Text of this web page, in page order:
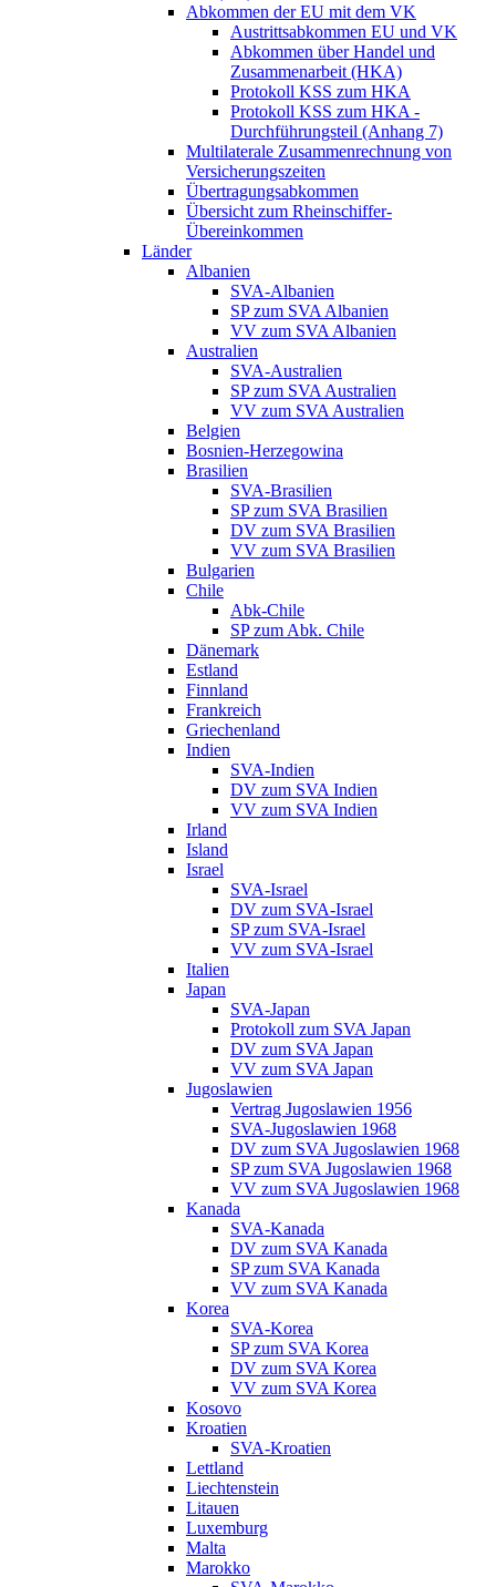
Abkommen der EU mit dem VK
Austrittsabkommen EU und VK
Abkommen über Handel und
Zusammenarbeit (HKA)
Protokoll KSS zum HKA
Protokoll KSS zum HKA -
Durchführungsteil (Anhang 7)
Multilaterale Zusammenrechnung von
Versicherungszeiten
Übertragungsabkommen
Übersicht zum Rheinschiffer-
Übereinkommen
Länder
Albanien
SVA-Albanien
SP zum SVA Albanien
VV zum SVA Albanien
Australien
SVA-Australien
SP zum SVA Australien
VV zum SVA Australien
Belgien
Bosnien-Herzegowina
Brasilien
SVA-Brasilien
SP zum SVA Brasilien
DV zum SVA Brasilien
VV zum SVA Brasilien
Bulgarien
Chile
Abk-Chile
SP zum Abk. Chile
Dänemark
Estland
Finnland
Frankreich
Griechenland
Indien
SVA-Indien
DV zum SVA Indien
VV zum SVA Indien
Irland
Island
Israel
SVA-Israel
DV zum SVA-Israel
SP zum SVA-Israel
VV zum SVA-Israel
Italien
Japan
SVA-Japan
Protokoll zum SVA Japan
DV zum SVA Japan
VV zum SVA Japan
Jugoslawien
Vertrag Jugoslawien 1956
SVA-Jugoslawien 1968
DV zum SVA Jugoslawien 1968
SP zum SVA Jugoslawien 1968
VV zum SVA Jugoslawien 1968
Kanada
SVA-Kanada
DV zum SVA Kanada
SP zum SVA Kanada
VV zum SVA Kanada
Korea
SVA-Korea
SP zum SVA Korea
DV zum SVA Korea
VV zum SVA Korea
Kosovo
Kroatien
SVA-Kroatien
Lettland
Liechtenstein
Litauen
Luxemburg
Malta
Marokko